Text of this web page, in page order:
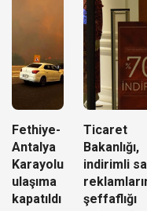
Fethiye-
Antalya
Karayolu
ulaşıma
kapatıldı
Ticaret
Bakanlığı,
indirimli
şeffaflığı